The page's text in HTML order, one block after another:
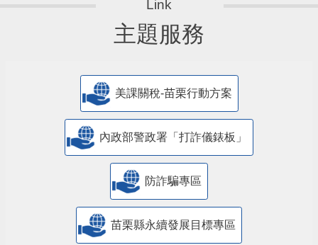
主題服務
美課關稅-苗栗行動方案
內政部警政署「打詐儀錶板」
防詐騙專區
苗栗縣永續發展目標專區